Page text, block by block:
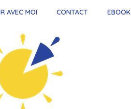
AVEC MOI CONTACT EBOOK